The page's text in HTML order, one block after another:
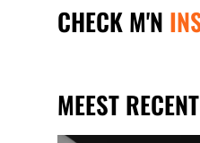
CHECK M'N
DOEN?
MEEST